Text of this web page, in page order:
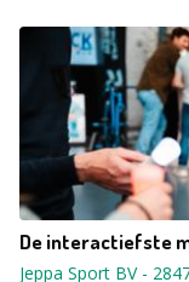
De interactiefste
Jeppa Sport BV-